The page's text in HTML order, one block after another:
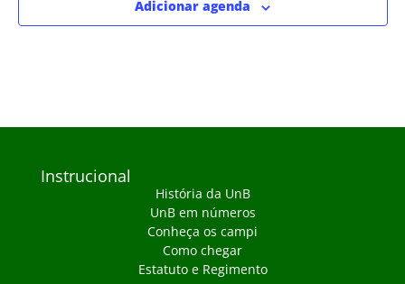
Adicionar agenda
Instrucional
História da UnB
UnB em números
Conheça os campi
Como chegar
Estatuto e Regimento